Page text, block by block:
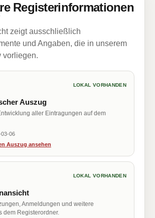
Registerinformationen
zeigt ausschließlich
und Angaben, die in unserem
vorliegen.
LOKAL VORHANDEN
Auszug
aller Eintragungen auf dem
06
Auszug ansehen
LOKAL VORHANDEN
Anmeldungen und weitere
dem Registerordner.